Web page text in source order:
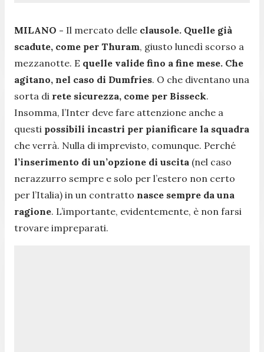
MILANO - Il mercato delle clausole. Quelle già
scadute, come per Thuram, giusto lunedì scorso a
mezzanotte. E quelle valide fino a fine mese. Che
agitano, nel caso di Dumfries. O che diventano una
sorta di rete sicurezza, come per Bisseck.
Insomma, l’Inter deve fare attenzione anche a
questi possibili incastri per pianificare la squadra
che verrà. Nulla di imprevisto, comunque. Perché
l’inserimento di un’opzione di uscita (nel caso
nerazzurro sempre e solo per l’estero non certo
per l’Italia) in un contratto nasce sempre da una
ragione. L’importante, evidentemente, è non farsi
trovare impreparati.